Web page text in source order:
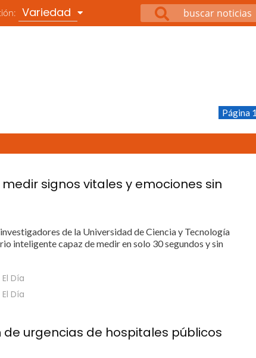
Variedad
Página 1
signos vitales y emociones sin
de la Universidad de Ciencia y Tecnología
inteligente capaz de medir en solo 30 segundos y sin
El Día
El Día
urgencias de hospitales públicos